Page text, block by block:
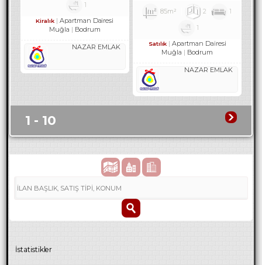
1
Kiralık
Apartman Dairesi
Muğla
Bodrum
NAZAR EMLAK
85m² 2 1
1
Satılık
Apartman Dairesi
Muğla
Bodrum
NAZAR EMLAK
1 - 10
İstatistikler